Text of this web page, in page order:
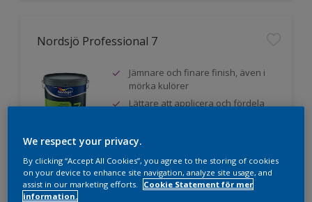
Nordsjö Professional 7
Jämnare och finare finish, även i
mörka kulörer
Lättare att applicera och fördela
Jämföra
We respect your privacy.
By clicking “Accept All Cookies”, you agree to the storing of cookies
on your device to enhance site navigation, analyze site usage, and
assist in our marketing efforts.
Cookie Statement för mer
information.